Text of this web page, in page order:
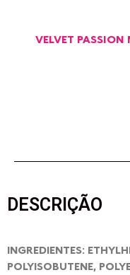
VELVET
DESCRIÇÃO
INGREDIENTES:
POLYISOBUTENE,